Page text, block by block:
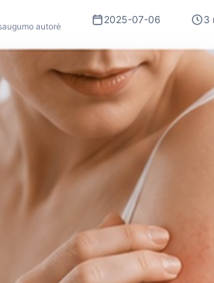
autorė
2025-07-06 3